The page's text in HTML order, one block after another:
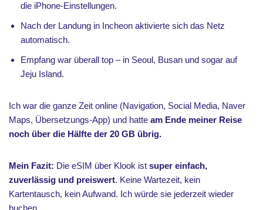
die iPhone-Einstellungen.
Nach der Landung in Incheon aktivierte sich das Netz
automatisch.
Empfang war überall top – in Seoul, Busan und sogar auf
Jeju Island.
Ich war die ganze Zeit online (Navigation, Social Media, Naver
Maps, Übersetzungs-App) und hatte am Ende meiner Reise
noch über die Hälfte der 20 GB übrig.
Mein Fazit: Die eSIM über Klook ist super einfach,
zuverlässig und preiswert. Keine Wartezeit, kein
Kartentausch, kein Aufwand. Ich würde sie jederzeit wieder
buchen.